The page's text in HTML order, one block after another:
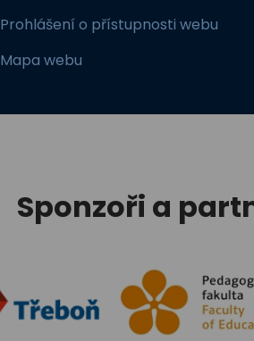
Prohlášení o přístupnosti webu
Mapa webu
Sponzoři a